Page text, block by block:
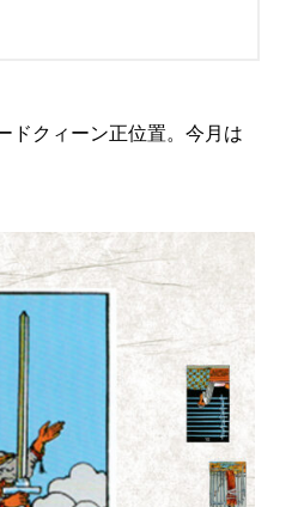
ドクィーン正位置。今月は